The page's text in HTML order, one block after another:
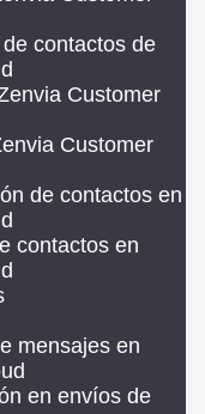
contactos de
Customer
Customer
de contactos en
contactos en
mensajes en
en envíos de